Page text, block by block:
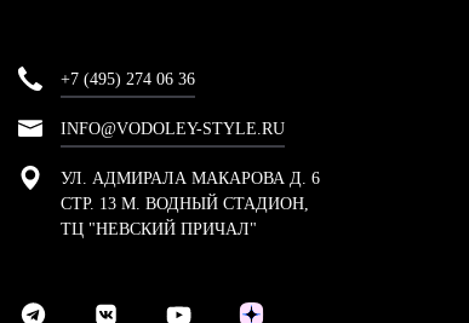
+7 (495) 274 06 36
INFO@VODOLEY-STYLE.RU
УЛ. АДМИРАЛА МАКАРОВА Д. 6
СТР. 13 М. ВОДНЫЙ СТАДИОН,
ТЦ "НЕВСКИЙ ПРИЧАЛ"